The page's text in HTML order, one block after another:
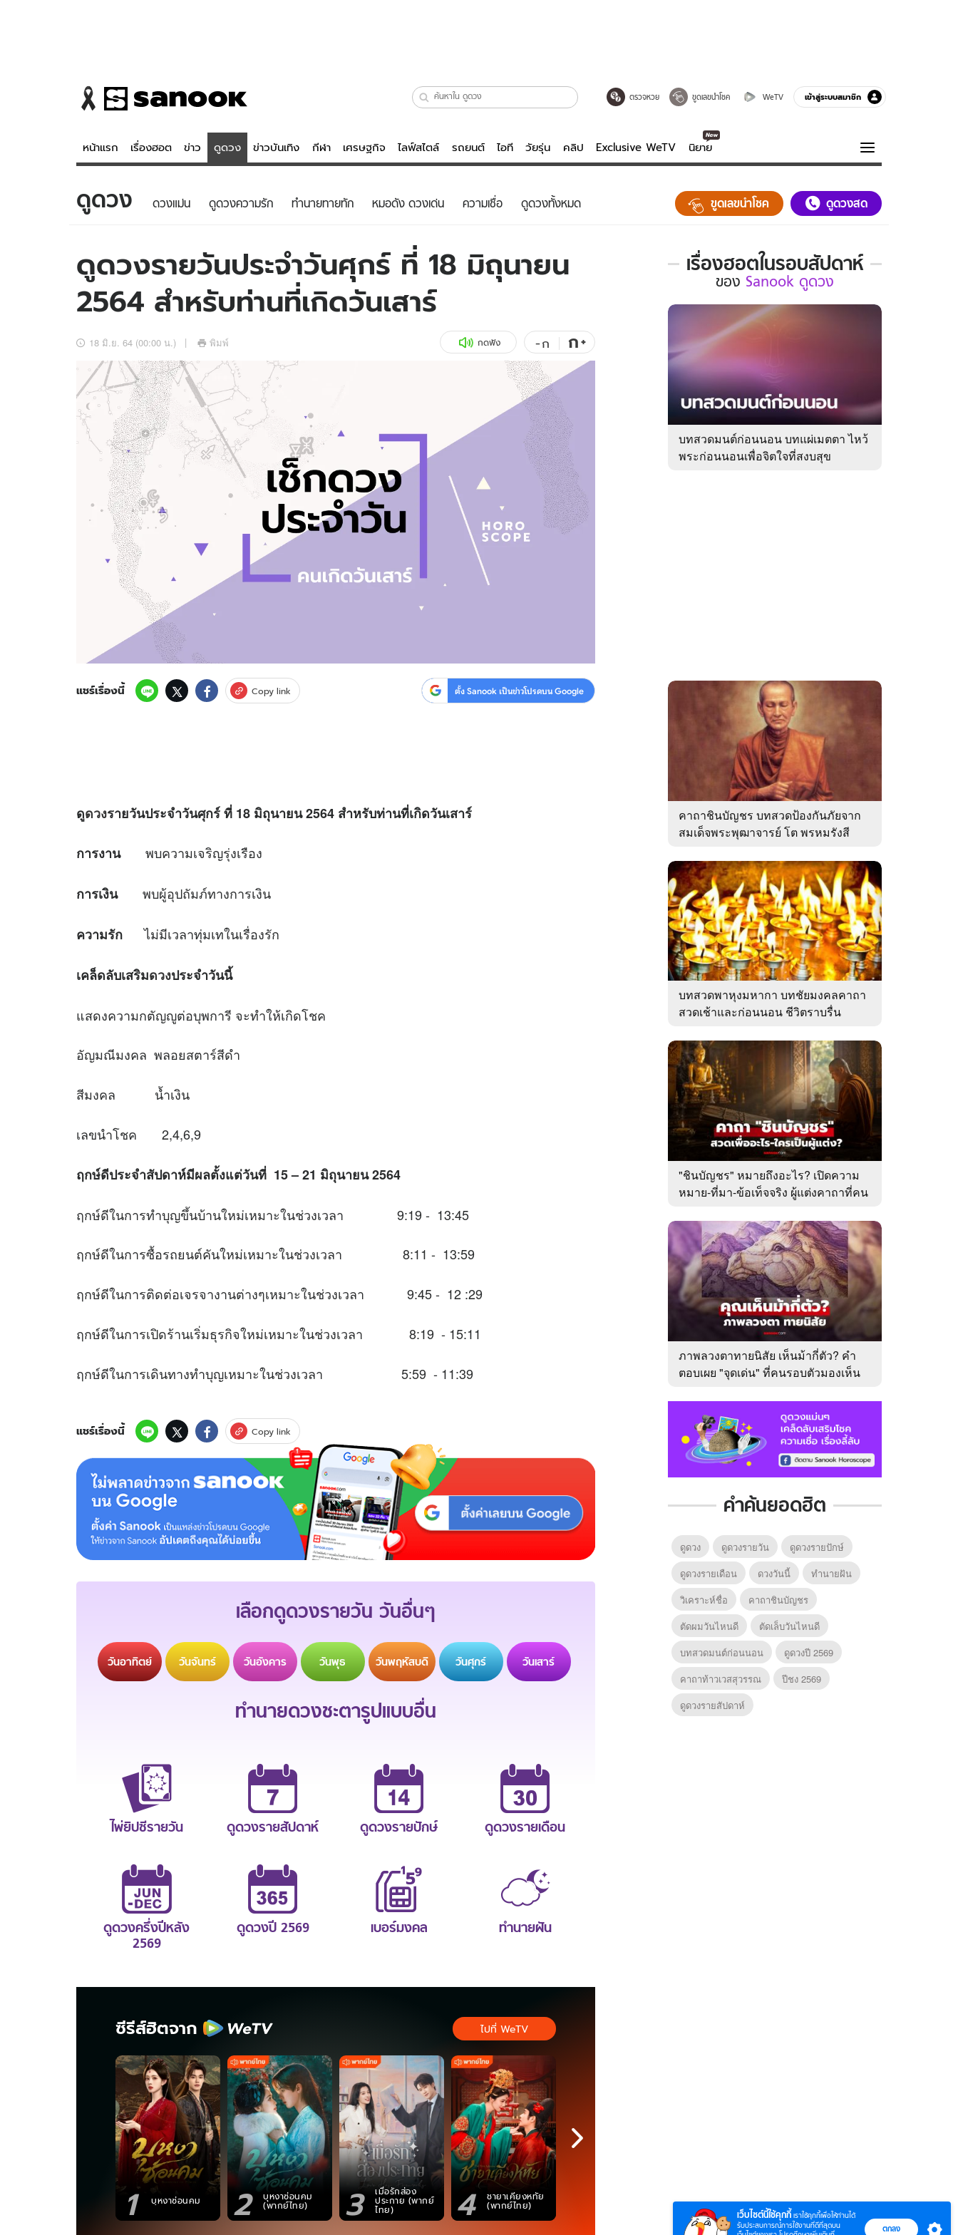
ตรวจหวย ขูดเลขนำโชค WeTV เข้าสู่ระบบสมาชิก
หน้าแรก เรื่องฮอต ข่าว ดูดวง ข่าวบันเทิง กีฬา เศรษฐกิจ ไลฟ์สไตล์ รถยนต์ ไอที วัยรุ่น คลิป Exclusive WeTV นิยาย
ข่าว
ข่าวบันเทิง
ข่าวกีฬา
ข่าวเศรษฐกิจ
อัปเดตจีน
เช็กข่าวชัวร์
ดูดวง - ตรวจหวย
สถิติหวยไทย
หวยลาว
ไลฟ์สไตล์
วัยรุ่น
ไอที
รถยนต์
สุขภาพ
Sanook Choice
ดูทีวี
WeTV
ความรู้รอบตัว
ฮาวทู
ดาวน์โหลดสนุกแอปฟรี ติดตามสนุกโซเชียลได้ที่
สงวนลิขสิทธิ์ ©2569 บริษัท อิมเมจ ฟิวเจอร์ (ประเทศไทย) จำกัด
ดูดวง ดวงแม่น ดูดวงความรัก ทํานายทายทัก หมอดัง ดวงเด่น ความเชื่อ ดูดวงทั้งหมด ขูดเลขนำโชค ดูดวงสด
ดูดวงรายวันประจำวันศุกร์ ที่ 18 มิถุนายน
2564 สำหรับท่านที่เกิดวันเสาร์
18 มิ.ย. 64 (00:00 น.) พิมพ์ กดฟัง -ก ก+
แชร์เรื่องนี้ Copy link ตั้ง Sanook เป็นข่าวโปรดบน Google
ดูดวงรายวันประจำวันศุกร์ ที่ 18 มิถุนายน 2564 สำหรับท่านที่เกิดวันเสาร์
การงานพบความเจริญรุ่งเรือง
การเงินพบผู้อุปถัมภ์ทางการเงิน
ความรัก ไม่มีเวลาทุ่มเทในเรื่องรัก
เคล็ดลับเสริมดวงประจำวันนี้
แสดงความกตัญญูต่อบุพการี จะทำให้เกิดโชค
อัญมณีมงคล พลอยสตาร์สีดํา
สีมงคล น้ำเงิน
เลขนำโชค 2,4,6,9
ฤกษ์ดีประจำสัปดาห์มีผลตั้งแต่วันที่ 15 – 21 มิถุนายน 2564
ฤกษ์ดีในการทำบุญขึ้นบ้านใหม่เหมาะในช่วงเวลา 9:19 - 13:45
ฤกษ์ดีในการซื้อรถยนต์คันใหม่เหมาะในช่วงเวลา 8:11 - 13:59
ฤกษ์ดีในการติดต่อเจรจางานต่างๆเหมาะในช่วงเวลา 9:45 - 12 :29
ฤกษ์ดีในการเปิดร้านเริ่มธุรกิจใหม่เหมาะในช่วงเวลา 8:19 - 15:11
ฤกษ์ดีในการเดินทางทำบุญเหมาะในช่วงเวลา 5:59 - 11:39
แชร์เรื่องนี้ Copy link
เลือกดูดวงรายวัน วันอื่นๆ
วันอาทิตย์ วันจันทร์ วันอังคาร วันพุธ วันพฤหัสบดี วันศุกร์ วันเสาร์
ทำนายดวงชะตารูปแบบอื่น
ไพ่ยิปซีรายวัน ดูดวงรายสัปดาห์ ดูดวงรายปักษ์ ดูดวงรายเดือน
ดูดวงครึ่งปีหลัง
2569
ดูดวงปี 2569 เบอร์มงคล ทำนายฝัน
ซีรีส์ฮิตจาก
1 บุหงาซ่อนคม 2 บุหงาซ่อนคม
(พากย์ไทย) 3 เมื่อรักส่อง
ประกาย (พากย์
ไทย) 4 ชายาเคียงหทัย
(พากย์ไทย) 5 6 พบเธอ 7 พบเธอ (พากย์
ไทย) 8 แบบ
ไปที่ WeTV
เรื่องฮอตในรอบสัปดาห์
เรื่อง
ใน
รอบ
ของ
Sanook
ดูด
ของ Sanook ดูดวง
บทสวดมนต์ก่อนนอน บทแผ่เมตตา ไหว้
พระก่อนนอนเพื่อจิตใจที่สงบสุข
คาถาชินบัญชร บทสวดป้องกันภัยจาก
สมเด็จพระพุฒาจารย์ โต พรหมรังสี
บทสวดพาหุงมหากา บทชัยมงคลคาถา
สวดเช้าและก่อนนอน ชีวิตราบรื่น
"ชินบัญชร" หมายถึงอะไร? เปิดความ
หมาย-ที่มา-ข้อเท็จจริง ผู้แต่งคาถาที่คน
ภาพลวงตาทายนิสัย เห็นม้ากี่ตัว? คำ
ตอบเผย "จุดเด่น" ที่คนรอบตัวมองเห็น
คำค้นยอดฮิต
ดูดวง ดูดวงรายวัน
ดูดวงรายปักษ์
ดูดวงรายเดือน
ดวงวันนี้
ทํานายฝัน
วิเคราะห์ชื่อ
คาถาชินบัญชร
ตัดผมวันไหนดี
ตัดเล็บวันไหนดี
บทสวดมนต์ก่อนนอน
ดูดวงปี 2569
คาถาท้าวเวสสุวรรณ
ปีชง 2569
ดูดวงรายสัปดาห์
เว็บไซต์นี้ใช้คุกกี้ เราใช้คุกกี้เพื่อให้ท่านได้
รับประสบการณ์การใช้งานที่ดีที่สุดบน
ตกลง